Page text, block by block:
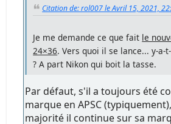
Citation de: rol007 le Avril 15, 2021,
Je me demande ce que fait le
24×36. Vers quoi il se lance... y-a-
? A part Nikon qui boit la tasse.
Par défaut, s'il a toujours été
marque en APSC
majorité il continue sur sa